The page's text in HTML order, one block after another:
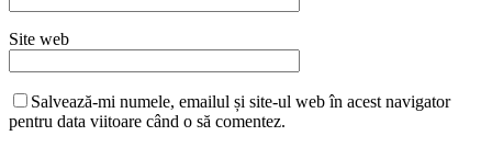
Site web
Salvează-mi numele, emailul și site-ul web în acest navigator
pentru data viitoare când o să comentez.